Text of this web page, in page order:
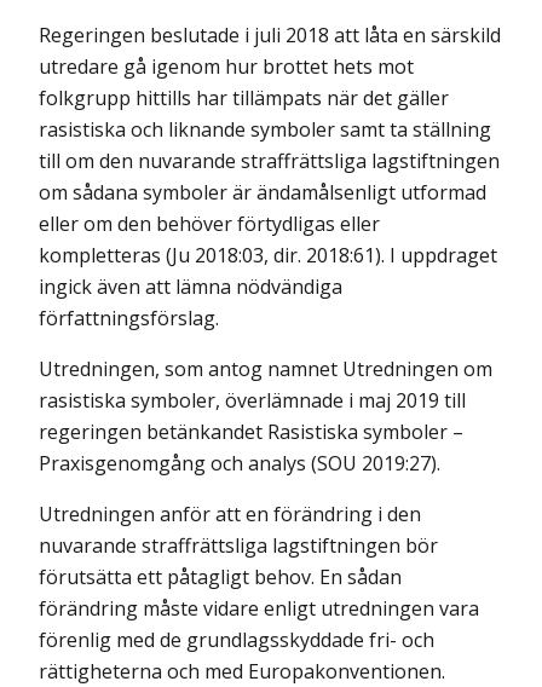
Regeringen beslutade i juli 2018 att låta en särskild
utredare gå igenom hur brottet hets mot
folkgrupp hittills har tillämpats när det gäller
rasistiska och liknande symboler samt ta ställning
till om den nuvarande straffrättsliga lagstiftningen
om sådana symboler är ändamålsenligt utformad
eller om den behöver förtydligas eller
kompletteras (Ju 2018:03, dir. 2018:61). I uppdraget
ingick även att lämna nödvändiga
författningsförslag.
Utredningen, som antog namnet Utredningen om
rasistiska symboler, överlämnade i maj 2019 till
regeringen betänkandet Rasistiska symboler –
Praxisgenomgång och analys (SOU 2019:27).
Utredningen anför att en förändring i den
nuvarande straffrättsliga lagstiftningen bör
förutsätta ett påtagligt behov. En sådan
förändring måste vidare enligt utredningen vara
förenlig med de grundlagsskyddade fri- och
rättigheterna och med Europakonventionen.